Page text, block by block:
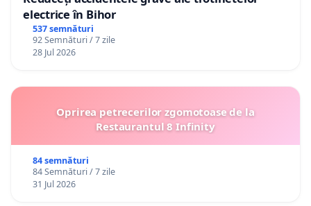
electrice în Bihor
537 semnături
92 Semnături / 7 zile
28 Jul 2026
Oprirea petrecerilor zgomotoase de la
Restaurantul 8 Infinity
84 semnături
84 Semnături / 7 zile
31 Jul 2026